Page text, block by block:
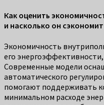
Как оценить
и насколько он
Экономичность
его
Современные модели
автоматического
помогают поддерживать
минимальном расходе